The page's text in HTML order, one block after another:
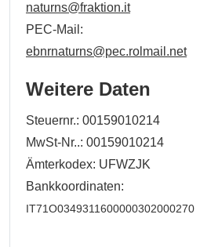
naturns@fraktion.it
PEC-Mail:
ebnrnaturns@pec.rolmail.net
Weitere Daten
Steuernr.: 00159010214
MwSt-Nr..: 00159010214
Ämterkodex: UFWZJK
Bankkoordinaten:
IT71O0349311600000302000270